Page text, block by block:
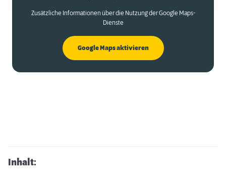
Zusätzliche Informationen über die Nutzung der Google Maps-
Dienste
Google Maps aktivieren
Inhalt: